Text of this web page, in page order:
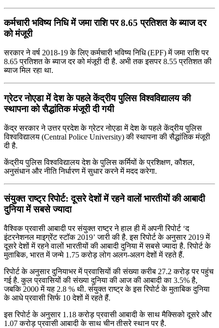
कर्मचारी भविष्य निधि में जमा राशि पर 8.65 प्रतिशत के ब्याज दर
को मंजूरी
सरकार ने वर्ष 2018-19 के लिए कर्मचारी भविष्य निधि (EPF) में जमा राशि पर
8.65 प्रतिशत के ब्याज दर को मंजूरी दी है. अभी तक इसपर 8.55 प्रतिशत की
ब्याज मिल रहा था.
ग्रेटर नोएडा में देश के पहले केंद्रीय पुलिस विश्वविद्यालय की
स्थापना को सैद्धांतिक मंजूरी दी गयी
केंद्र सरकार ने उत्तर प्रदेश के ग्रेटर नोएडा में देश के पहले केंद्रीय पुलिस
विश्वविद्यालय (Central Police University) की स्थापना की सैद्धांतिक मंजूरी
दी है.
केंद्रीय पुलिस विश्वविद्यालय देश के पुलिस कर्मियों के प्रशिक्षण, कौशल,
अनुसंधान और नीति निर्धारण में सुधार करने में मदद करेगा.
संयुक्त राष्ट्र रिपोर्ट: दूसरे देशों में रहने वालों भारतीयों की आबादी
दुनिया में सबसे ज्यादा
वैश्विक प्रवासी आबादी पर संयुक्त राष्ट्र ने हाल ही में अपनी रिपोर्ट ‘द
इंटरनेशनल माइग्रेंट स्टॉक 2019’ जारी की है. इस रिपोर्ट के अनुसार 2019 में
दूसरे देशों में रहने वालों भारतीयों की आबादी दुनिया में सबसे ज्यादा है. रिपोर्ट के
मुताबिक, भारत में जन्मे 1.75 करोड़ लोग अलग-अलग देशों में रहते हैं.
रिपोर्ट के अनुसार दुनियाभर में प्रवासियों की संख्या करीब 27.2 करोड़ पर पहुंच
गई है. कुल प्रवासियों की संख्या दुनिया की आज की आबादी का 3.5% है,
जबकि 2000 में यह 2.8 % थी. संयुक्त राष्ट्र के इस रिपोर्ट के मुताबिक दुनिया
के आधे प्रवासी सिर्फ 10 देशों में रहते हैं.
इस रिपोर्ट के अनुसार 1.18 करोड़ प्रवासी आबादी के साथ मैक्सिको दूसरे और
1.07 करोड़ प्रवासी आबादी के साथ चीन तीसरे स्थान पर है.